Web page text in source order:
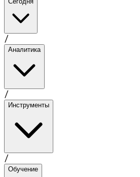
/
Аналитика
/
Инструменты
/
Обучение